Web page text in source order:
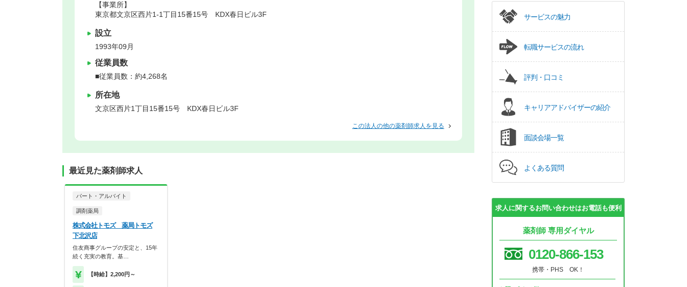
【事業所】
東京都文京区西片1-1丁目15番15号 KDX春日ビル3F
設立
1993年09月
従業員数
■従業員数：約4,268名
所在地
文京区西片1丁目15番15号 KDX春日ビル3F
この法人の他の薬剤師求人を見る
最近見た薬剤師求人
パート・アルバイト
調剤薬局
株式会社トモズ 薬局トモズ
下北沢店
住友商事グループの安定と、15年
続く充実の教育。基…
【時給】2,200円～
サービスの魅力
転職サービスの流れ
評判・口コミ
キャリアアドバイザーの紹介
面談会場一覧
よくある質問
求人に関するお問い合わせはお電話も便利
薬剤師 専用ダイヤル
0120-866-153
携帯・PHS OK！